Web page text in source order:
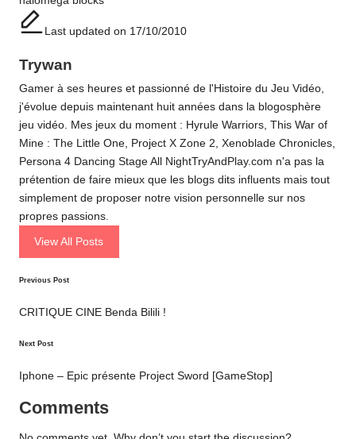
Last updated on 17/10/2010
Trywan
Gamer à ses heures et passionné de l'Histoire du Jeu Vidéo,
j'évolue depuis maintenant huit années dans la blogosphère
jeu vidéo. Mes jeux du moment : Hyrule Warriors, This War of
Mine : The Little One, Project X Zone 2, Xenoblade Chronicles,
Persona 4 Dancing Stage All NightTryAndPlay.com n'a pas la
prétention de faire mieux que les blogs dits influents mais tout
simplement de proposer notre vision personnelle sur nos
propres passions.
View All Posts
Post
navigation
Previous Post
CRITIQUE CINE Benda Bilili !
Next Post
Iphone – Epic présente Project Sword [GameStop]
Comments